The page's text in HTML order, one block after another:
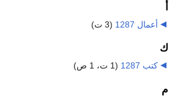
أعمال 1287 (3 ت)
ك
كتب 1287 (1 ت، 1 ص)
م